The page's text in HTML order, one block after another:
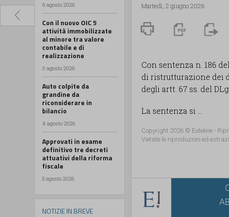
6 agosto 2026
Con il nuovo OIC 5
attività immobilizzate
al minore tra valore
contabile e di
realizzazione
3 agosto 2026
Auto colpite da
grandine da
riconsiderare in
bilancio
4 agosto 2026
Approvati in esame
definitivo tre decreti
attuativi della riforma
fiscale
5 agosto 2026
NOTIZIE IN BREVE
Martedì, 2 giugno 2026
Con sentenza n. 186
di ristrutturazione dei
degli artt. 67 ss. del
La sentenza si ...
Copyright 2026 © Eutekne -
Vietate le riproduzioni ed